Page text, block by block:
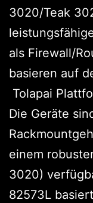
3020/Teak
als Firewall/
basieren auf
Tolapai
Die Geräte
einem
3020)
82573L